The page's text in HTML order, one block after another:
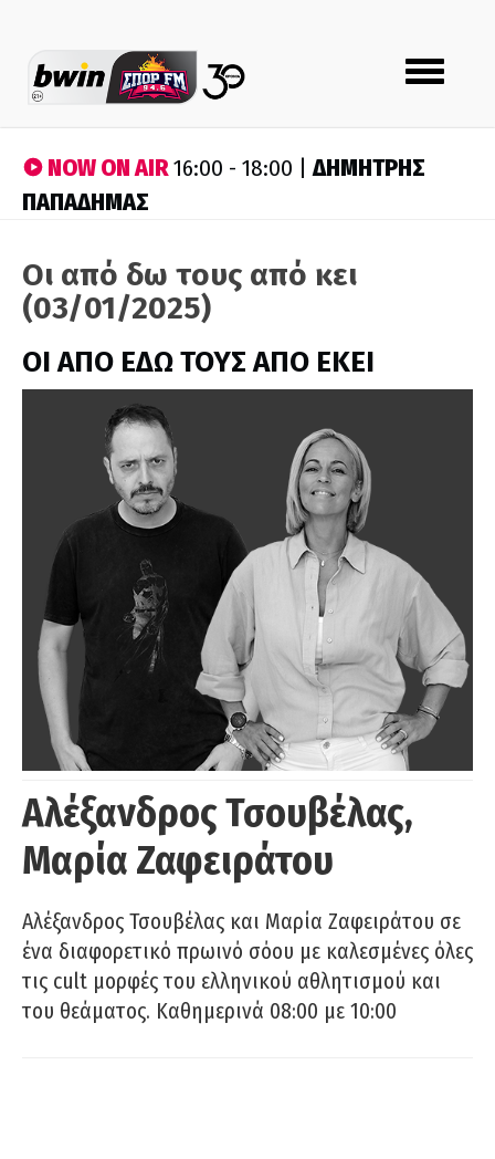
Toggle
navigation
NOW ON AIR16:00 - 18:00 |ΔΗΜΗΤΡΗΣ
ΠΑΠΑΔΗΜΑΣ
Οι από δω τους από κει
(03/01/2025)
ΟΙ ΑΠΟ ΕΔΩ ΤΟΥΣ ΑΠΟ ΕΚΕΙ
Αλέξανδρος Τσουβέλας,
Μαρία Ζαφειράτου
Αλέξανδρος Τσουβέλας και Μαρία Ζαφειράτου σε
ένα διαφορετικό πρωινό σόου με καλεσμένες όλες
τις cult μορφές του ελληνικού αθλητισμού και
του θεάματος. Καθημερινά 08:00 με 10:00